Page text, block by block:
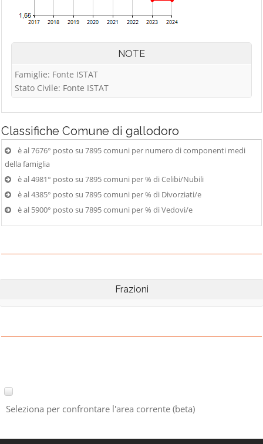
NOTE
Famiglie: Fonte ISTAT
Stato Civile: Fonte ISTAT
Classifiche Comune di gallodoro
è al 7676° posto su 7895 comuni per numero di componenti medi
della famiglia
è al 4981° posto su 7895 comuni per % di Celibi/Nubili
è al 4385° posto su 7895 comuni per % di Divorziati/e
è al 5900° posto su 7895 comuni per % di Vedovi/e
Frazioni
Seleziona per confrontare l'area corrente (beta)